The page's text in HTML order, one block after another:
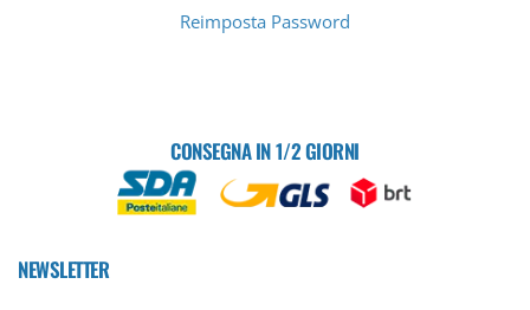
Reimposta Password
CONSEGNA IN 1/2 GIORNI
NEWSLETTER